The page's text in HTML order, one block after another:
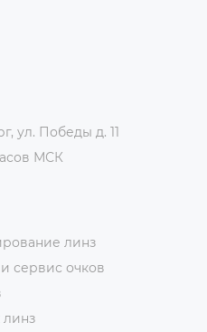
ул. Победы д. 11
МСК
линз
сервис очков
линз